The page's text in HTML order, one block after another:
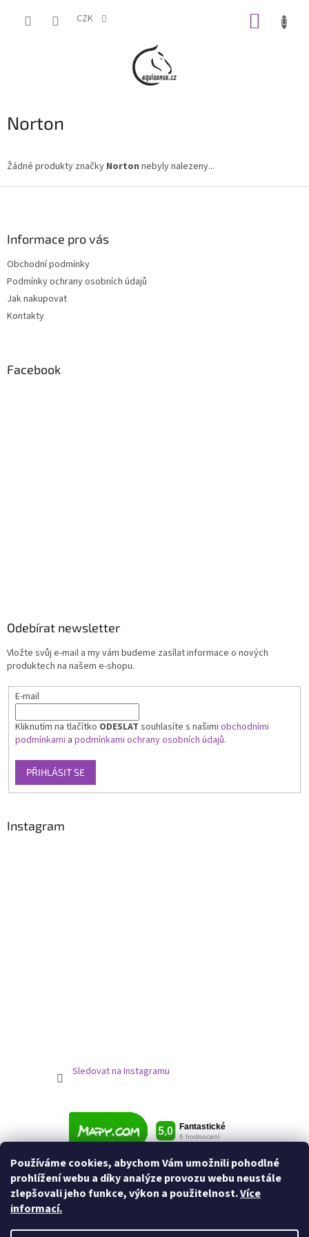
Používáme cookies, abychom Vám umožnili pohodlné
prohlížení webu a díky analýze provozu webu neustále
zlepšovali jeho funkce, výkon a použitelnost.Více
informací.
CZK
Norton
Žádné produkty značky Norton nebyly nalezeny...
Informace pro vás
Obchodní podmínky
Podmínky ochrany osobních údajů
Jak nakupovat
Kontakty
Facebook
Odebírat newsletter
Vložte svůj e-mail a my vám budeme zasílat informace o nových
produktech na našem e-shopu.
E-mail
Kliknutím na tlačítko ODESLAT souhlasíte s našimi obchodními
podmínkami a podmínkami ochrany osobních údajů.
PŘIHLÁSIT SE
Instagram
Sledovat na Instagramu